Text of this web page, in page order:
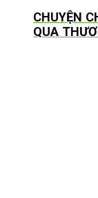
CHUYỆN
QUA